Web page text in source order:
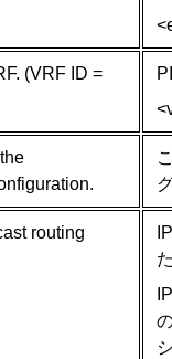
(VRF ID =
routing